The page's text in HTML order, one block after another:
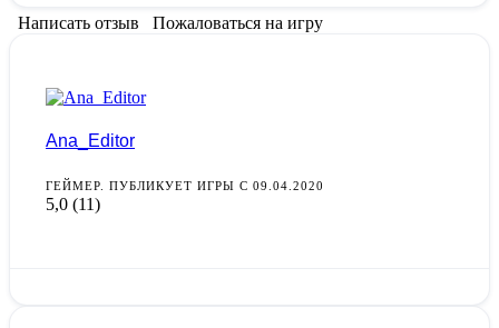
Написать отзыв Пожаловаться на игру
Ana_Editor
ГЕЙМЕР. ПУБЛИКУЕТ ИГРЫ С 09.04.2020
5,0 (11)